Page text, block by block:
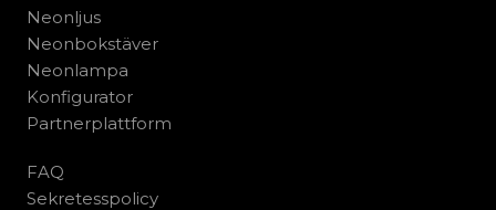
Neonljus
Neonbokstäver
Neonlampa
Konfigurator
Partnerplattform
FAQ
Sekretesspolicy